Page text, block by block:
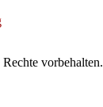
vorbehalten.